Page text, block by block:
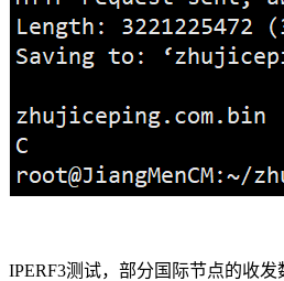
IPERF3测试，部分国际节点的收发